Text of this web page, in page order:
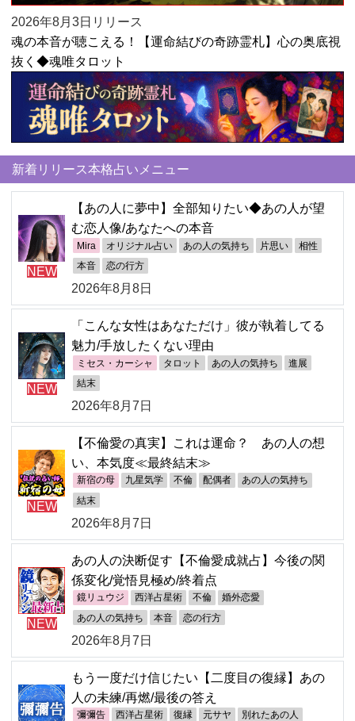
2026年8月3日リリース
魂の本音が聴こえる！【運命結びの奇跡霊札】心の奥底視
抜く◆魂唯タロット
新着リリース本格占いメニュー
NEW
【あの人に夢中】全部知りたい◆あの人が望
む恋人像/あなたへの本音
Mira オリジナル占い あの人の気持ち 片思い 相性
本音 恋の行方
2026年8月8日
NEW
「こんな女性はあなただけ」彼が執着してる
魅力/手放したくない理由
ミセス・カーシャ タロット あの人の気持ち 進展
結末
2026年8月7日
NEW
【不倫愛の真実】これは運命？ あの人の想
い、本気度≪最終結末≫
新宿の母 九星気学 不倫 配偶者 あの人の気持ち
結末
2026年8月7日
NEW
あの人の決断促す【不倫愛成就占】今後の関
係変化/覚悟見極め/終着点
鏡リュウジ 西洋占星術 不倫 婚外恋愛
あの人の気持ち 本音 恋の行方
2026年8月7日
もう一度だけ信じたい【二度目の復縁】あの
人の未練/再燃/最後の答え
彌彌告 西洋占星術 復縁 元サヤ 別れたあの人